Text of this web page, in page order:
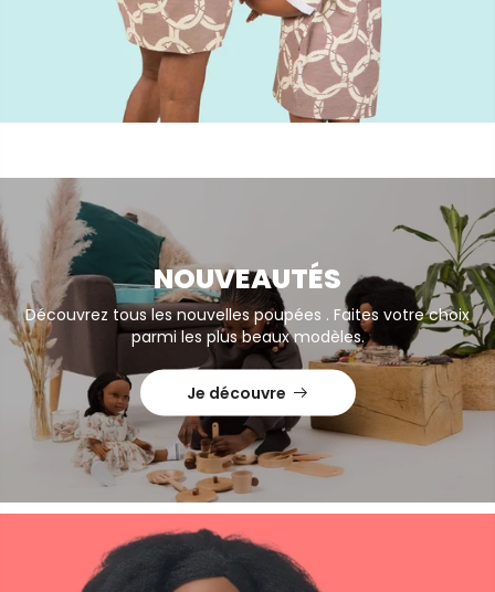
NOUVEAUTÉS
Découvrez tous les nouvelles poupées . Faites votre choix
parmi les plus beaux modèles.
Je découvre